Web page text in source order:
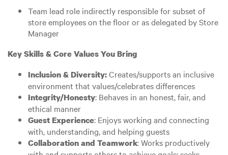
Team lead role indirectly responsible for subset of
store employees on the floor or as delegated by Store
Manager
Key Skills & Core Values You Bring
Inclusion & Diversity:Creates/supports an inclusive
environment that values/celebrates differences
Integrity/Honesty: Behaves in an honest, fair, and
ethical manner
Guest Experience: Enjoys working and connecting
with, understanding, and helping guests
Collaboration and Teamwork: Works productively